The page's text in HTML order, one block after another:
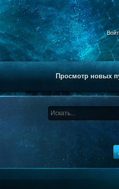
Просмотр новых